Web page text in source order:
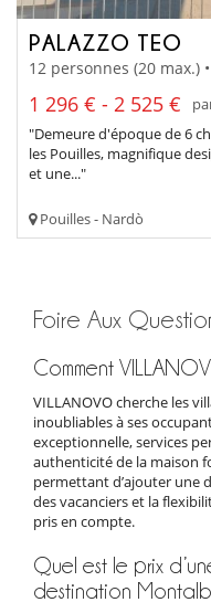
PALAZZO TEO
12 personnes (20 max.)
1 296 € - 2 525 €
"Demeure d'époque de 6
les Pouilles, magnifique
et une..."
Pouilles - Nardò
Foire Aux
Comment
VILLANOVO cherche les
inoubliables à ses
exceptionnelle, services
authenticité de la maison
permettant d’ajouter une
des vacanciers et la
pris en compte.
Quel est le prix
destination